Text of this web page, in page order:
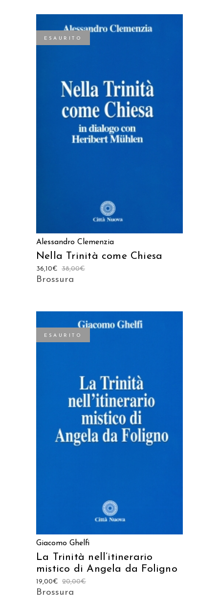
ESAURITO
LEGGI TUTTO
Alessandro Clemenzia
Nella Trinità come Chiesa
38,00€
36,10€
Brossura
ESAURITO
LEGGI TUTTO
Giacomo Ghelfi
La Trinità nell’itinerario
mistico di Angela da Foligno
20,00€
19,00€
Brossura